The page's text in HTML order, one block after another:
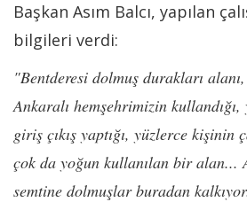
Başkan Asım Balcı, yapılan
bilgileri verdi:
"Bentderesi dolmuş durakları
Ankaralı hemşehrimizin
giriş çıkış yaptığı, yüzlerce kişinin
çok da yoğun kullanılan bir alan...
semtine dolmuşlar buradan